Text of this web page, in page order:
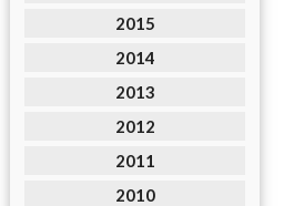
2015
2014
2013
2012
2011
2010